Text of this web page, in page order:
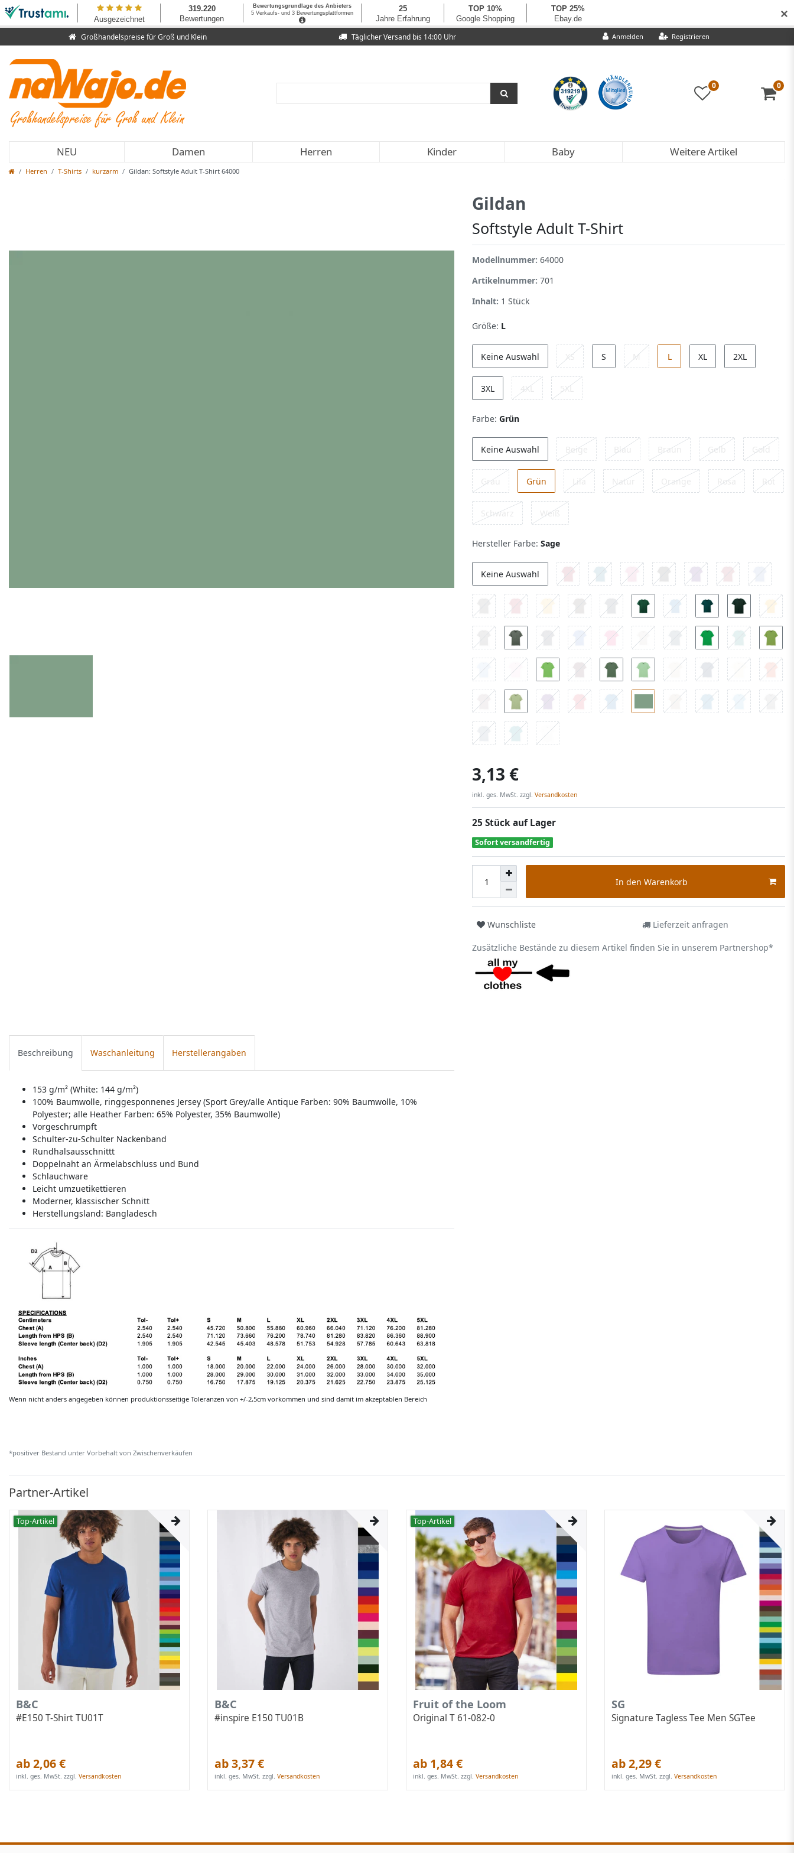
Anmelden Registrieren
Täglicher Versand bis 14:00 Uhr
Großhandelspreise für Groß und Klein
0 0
NEU Damen Herren Kinder Baby Weitere Artikel
Herren T-Shirts kurzarm Gildan: Softstyle Adult T-Shirt 64000
Gildan
Softstyle Adult T-Shirt
Modellnummer: 64000
Artikelnummer: 701
Inhalt: 1 Stück
Größe: L
Keine Auswahl XS S M L XL 2XL
3XL 4XL 5XL
Farbe: Grün
Keine Auswahl Beige Blau Braun Gelb Gold
Grau Grün Lila Natur Orange Rosa Rot
Schwarz Weiß
Hersteller Farbe: Sage
Keine Auswahl
3,13 €
inkl. ges. MwSt. zzgl. Versandkosten
25 Stück auf Lager
Sofort versandfertig
In den Warenkorb
Wunschliste Lieferzeit anfragen
Zusätzliche Bestände zu diesem Artikel finden Sie in unserem Partnershop*
Beschreibung Waschanleitung Herstellerangaben
153 g/m² (White: 144 g/m²)
100% Baumwolle, ringgesponnenes Jersey (Sport Grey/alle Antique Farben: 90% Baumwolle, 10%
Polyester; alle Heather Farben: 65% Polyester, 35% Baumwolle)
Vorgeschrumpft
Schulter-zu-Schulter Nackenband
Rundhalsausschnittt
Doppelnaht an Ärmelabschluss und Bund
Schlauchware
Leicht umzuetikettieren
Moderner, klassischer Schnitt
Herstellungsland: Bangladesch
Wenn nicht anders angegeben können produktionsseitige Toleranzen von +/-2,5cm vorkommen und sind damit im akzeptablen Bereich
*positiver Bestand unter Vorbehalt von Zwischenverkäufen
Partner-Artikel
Top-Artikel
B&C
#E150 T-Shirt TU01T
ab 2,06 €
inkl. ges. MwSt. zzgl.Versandkosten
B&C
#inspire E150 TU01B
ab 3,37 €
inkl. ges. MwSt. zzgl.Versandkosten
Top-Artikel
Fruit of the Loom
Original T 61-082-0
ab 1,84 €
inkl. ges. MwSt. zzgl.Versandkosten
SG
Signature Tagless Tee Men SGTee
ab 2,29 €
inkl. ges. MwSt. zzgl.Versandkosten
✕